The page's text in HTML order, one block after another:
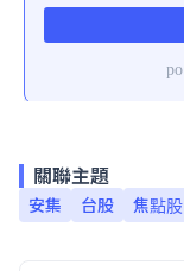
關聯主題
安集 台股 焦點股